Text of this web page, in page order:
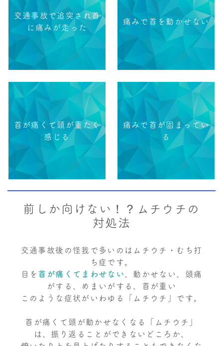
交通事故で追突され首
に痛みが走った
痛みで首を動かせない
首が痛くて頭が重たく
感じる
痛みで首が固まってい
る
前しか向けない！？ムチウチの
対処法
交通事故後の怪我で多いのはムチウチ・むち打
ち症です。
目を首が痛くてまわせない、動かせない、頭痛
がする、めまいがする、首が重い
このような症状がいわゆる「ムチウチ」です。
首が痛くて頭が動かせなくなる「ムチウチ」
は、振り返ることができないどころか、